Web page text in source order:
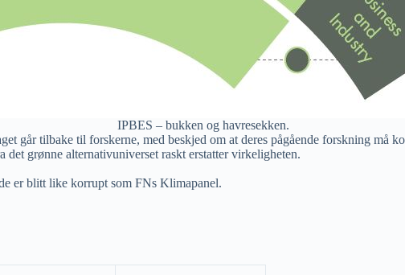
IPBES – bukken og havresekken.
går tilbake til forskerne, med beskjed om at deres pågående forskning må
grønne alternativuniverset raskt erstatter virkeligheten.
er blitt like korrupt som FNs Klimapanel.